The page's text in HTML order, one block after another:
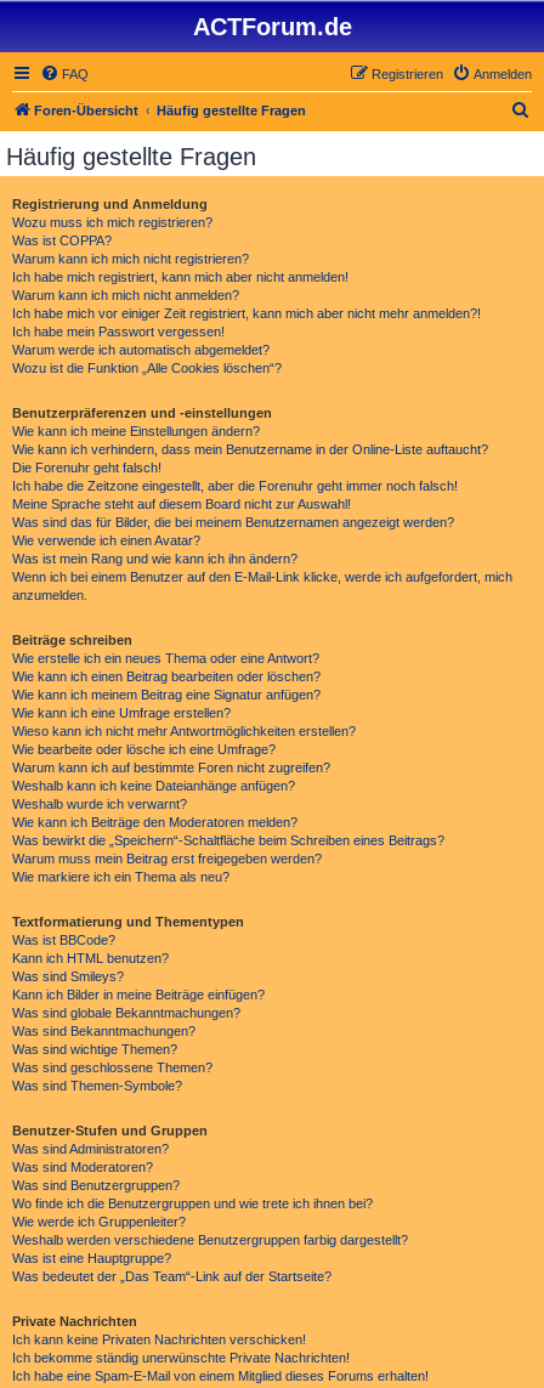
ACTForum.de
FAQ Anmelden
Registrieren
Foren-Übersicht Häufig gestellte Fragen
Häufig gestellte Fragen
Registrierung und Anmeldung
Wozu muss ich mich registrieren?
Was ist COPPA?
Warum kann ich mich nicht registrieren?
Ich habe mich registriert, kann mich aber nicht anmelden!
Warum kann ich mich nicht anmelden?
Ich habe mich vor einiger Zeit registriert, kann mich aber nicht mehr anmelden?!
Ich habe mein Passwort vergessen!
Warum werde ich automatisch abgemeldet?
Wozu ist die Funktion „Alle Cookies löschen“?
Benutzerpräferenzen und -einstellungen
Wie kann ich meine Einstellungen ändern?
Wie kann ich verhindern, dass mein Benutzername in der Online-Liste auftaucht?
Die Forenuhr geht falsch!
Ich habe die Zeitzone eingestellt, aber die Forenuhr geht immer noch falsch!
Meine Sprache steht auf diesem Board nicht zur Auswahl!
Was sind das für Bilder, die bei meinem Benutzernamen angezeigt werden?
Wie verwende ich einen Avatar?
Was ist mein Rang und wie kann ich ihn ändern?
Wenn ich bei einem Benutzer auf den E-Mail-Link klicke, werde ich aufgefordert, mich
anzumelden.
Beiträge schreiben
Wie erstelle ich ein neues Thema oder eine Antwort?
Wie kann ich einen Beitrag bearbeiten oder löschen?
Wie kann ich meinem Beitrag eine Signatur anfügen?
Wie kann ich eine Umfrage erstellen?
Wieso kann ich nicht mehr Antwortmöglichkeiten erstellen?
Wie bearbeite oder lösche ich eine Umfrage?
Warum kann ich auf bestimmte Foren nicht zugreifen?
Weshalb kann ich keine Dateianhänge anfügen?
Weshalb wurde ich verwarnt?
Wie kann ich Beiträge den Moderatoren melden?
Was bewirkt die „Speichern“-Schaltfläche beim Schreiben eines Beitrags?
Warum muss mein Beitrag erst freigegeben werden?
Wie markiere ich ein Thema als neu?
Textformatierung und Thementypen
Was ist BBCode?
Kann ich HTML benutzen?
Was sind Smileys?
Kann ich Bilder in meine Beiträge einfügen?
Was sind globale Bekanntmachungen?
Was sind Bekanntmachungen?
Was sind wichtige Themen?
Was sind geschlossene Themen?
Was sind Themen-Symbole?
Benutzer-Stufen und Gruppen
Was sind Administratoren?
Was sind Moderatoren?
Was sind Benutzergruppen?
Wo finde ich die Benutzergruppen und wie trete ich ihnen bei?
Wie werde ich Gruppenleiter?
Weshalb werden verschiedene Benutzergruppen farbig dargestellt?
Was ist eine Hauptgruppe?
Was bedeutet der „Das Team“-Link auf der Startseite?
Private Nachrichten
Ich kann keine Privaten Nachrichten verschicken!
Ich bekomme ständig unerwünschte Private Nachrichten!
Ich habe eine Spam-E-Mail von einem Mitglied dieses Forums erhalten!